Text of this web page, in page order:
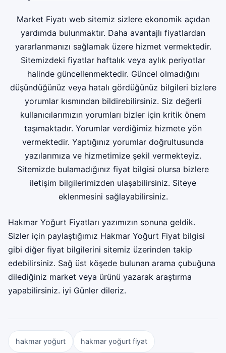
Market Fiyatı web sitemiz sizlere ekonomik açıdan
yardımda bulunmaktır. Daha avantajlı fiyatlardan
yararlanmanızı sağlamak üzere hizmet vermektedir.
Sitemizdeki fiyatlar haftalık veya aylık periyotlar
halinde güncellenmektedir. Güncel olmadığını
düşündüğünüz veya hatalı gördüğünüz bilgileri bizlere
yorumlar kısmından bildirebilirsiniz. Siz değerli
kullanıcılarımızın yorumları bizler için kritik önem
taşımaktadır. Yorumlar verdiğimiz hizmete yön
vermektedir. Yaptığınız yorumlar doğrultusunda
yazılarımıza ve hizmetimize şekil vermekteyiz.
Sitemizde bulamadığınız fiyat bilgisi olursa bizlere
iletişim bilgilerimizden ulaşabilirsiniz. Siteye
eklenmesini sağlayabilirsiniz.
Hakmar Yoğurt Fiyatları yazımızın sonuna geldik.
Sizler için paylaştığımız Hakmar Yoğurt Fiyat bilgisi
gibi diğer fiyat bilgilerini sitemiz üzerinden takip
edebilirsiniz. Sağ üst köşede bulunan arama çubuğuna
dilediğiniz market veya ürünü yazarak araştırma
yapabilirsiniz. iyi Günler dileriz.
hakmar yoğurt hakmar yoğurt fiyat